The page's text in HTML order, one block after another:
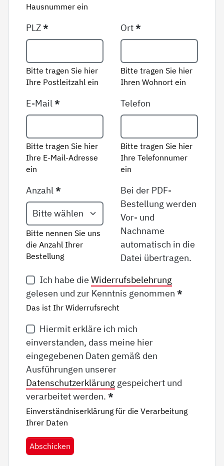
Hausnummer ein
PLZ*
Bitte tragen Sie hier
Ihre Postleitzahl ein
Ort*
Bitte tragen Sie hier
Ihren Wohnort ein
E-Mail*
Bitte tragen Sie hier
Ihre E-Mail-Adresse
ein
Telefon
Bitte tragen Sie hier
Ihre Telefonnumer
ein
Anzahl*
Bitte nennen Sie uns
die Anzahl Ihrer
Bestellung
Bei der PDF-
Bestellung werden
Vor- und
Nachname
automatisch in die
Datei übertragen.
Ich habe die Widerrufsbelehrung
gelesen und zur Kenntnis genommen*
Das ist Ihr Widerrufsrecht
Hiermit erkläre ich mich
einverstanden, dass meine hier
eingegebenen Daten gemäß den
Ausführungen unserer
Datenschutzerklärung gespeichert und
verarbeitet werden.*
Einverständniserklärung für die Verarbeitung
Ihrer Daten
Abschicken